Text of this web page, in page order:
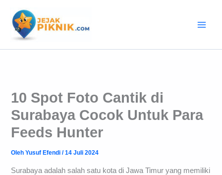
konten
10 Spot Foto Cantik di
Surabaya Cocok Untuk Para
Feeds Hunter
OlehYusuf Efendi/14 Juli 2024
Surabaya adalah salah satu kota di Jawa Timur yang memiliki